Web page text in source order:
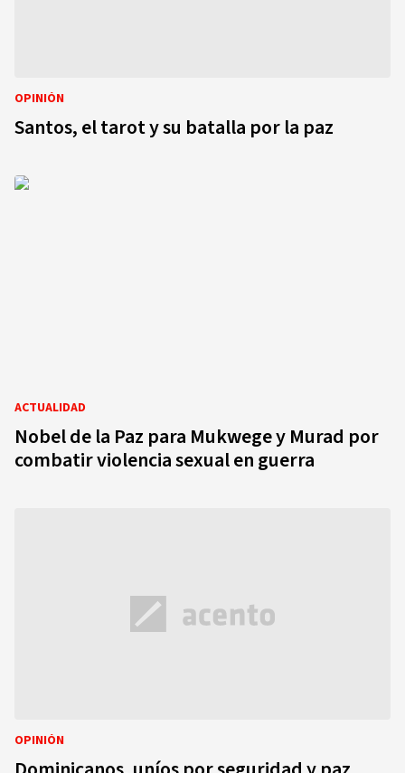
OPINIÓN
Santos, el tarot y su batalla por la paz
ACTUALIDAD
Nobel de la Paz para Mukwege y Murad por
combatir violencia sexual en guerra
OPINIÓN